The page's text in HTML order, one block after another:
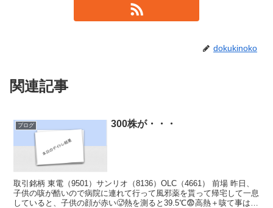
dokukinoko
関連記事
ブログ 300株が・・・
取引銘柄 東電（9501）サンリオ（8136）OLC（4661） 前場 昨日、
子供の咳が酷いので病院に連れて行って風邪薬を貰って帰宅して一息
していると、子供の顔が赤い🥵熱を測ると39.5℃😨高熱＋咳て事はイ